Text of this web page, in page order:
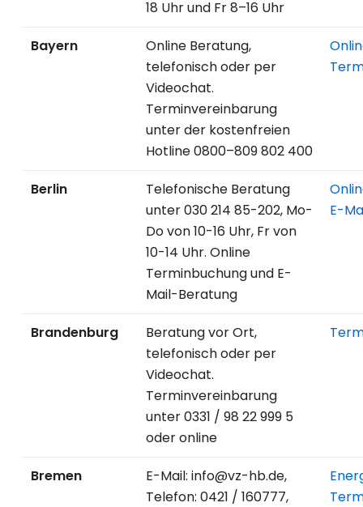
18 Uhr und Fr 8–16 Uhr
Bayern
Online Beratung,
telefonisch oder per
Videochat.
Terminvereinbarung
unter der kostenfreien
Hotline 0800–809 802 400
Berlin
Telefonische Beratung
unter 030 214 85-202, Mo-
Do von 10-16 Uhr, Fr von
10-14 Uhr. Online
Terminbuchung und E-
Mail-Beratung
E-
Brandenburg
Beratung vor Ort,
telefonisch oder per
Videochat.
Terminvereinbarung
unter 0331 / 98 22 999 5
oder online
Bremen
E-Mail: info@vz-hb.de,
Telefon: 0421 / 160777,